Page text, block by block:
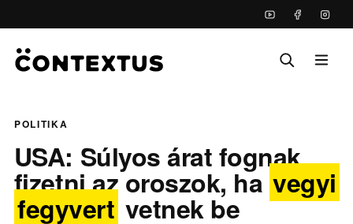
POLITIKA
USA: Súlyos árat fognak
fizetni az oroszok, ha vegyi
fegyvert vetnek be